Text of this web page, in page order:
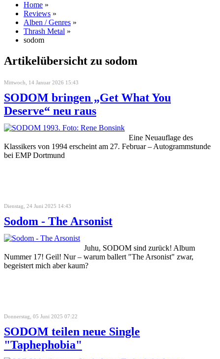
Home »
Reviews »
Alben / Genres »
Thrash Metal »
sodom
Artikelübersicht zu sodom
Mittwoch, 14 Januar 2026 15:43
SODOM bringen „Get What You
Deserve“ neu raus
Eine Neuauflage des
Klassikers von 1994 erscheint am 27. Februar – Autogrammstunde
bei EMP Dortmund
Dienstag, 24 Juni 2025 14:43
Sodom - The Arsonist
Juhu, SODOM sind zurück! Album
Nummer 17! Geil! Nur – warum ballert "The Arsonist" zwar,
begeistert mich aber kaum?
Donnerstag, 05 Juni 2025 07:22
SODOM teilen neue Single
"Taphephobia"